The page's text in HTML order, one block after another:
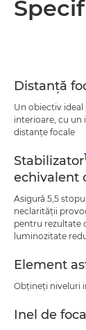
Distanţă
Un obiectiv ideal
interioare, cu un
distanţe focale
Stabilizator1
echivalent
Asigură 5,5
neclarităţii
pentru rezultate
luminozitate
Element
Obţineţi niveluri
Inel de